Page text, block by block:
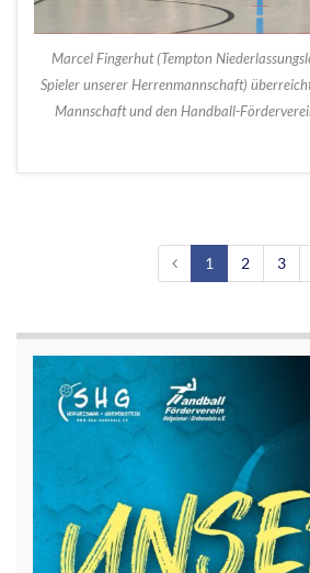
Marcel Fingerhut (Tempton
Spieler unserer Herrenmannschaft)
Mannschaft und den Handball-
1 2 3